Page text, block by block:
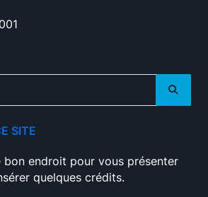
SITE
bon endroit pour vous présenter
quelques crédits.